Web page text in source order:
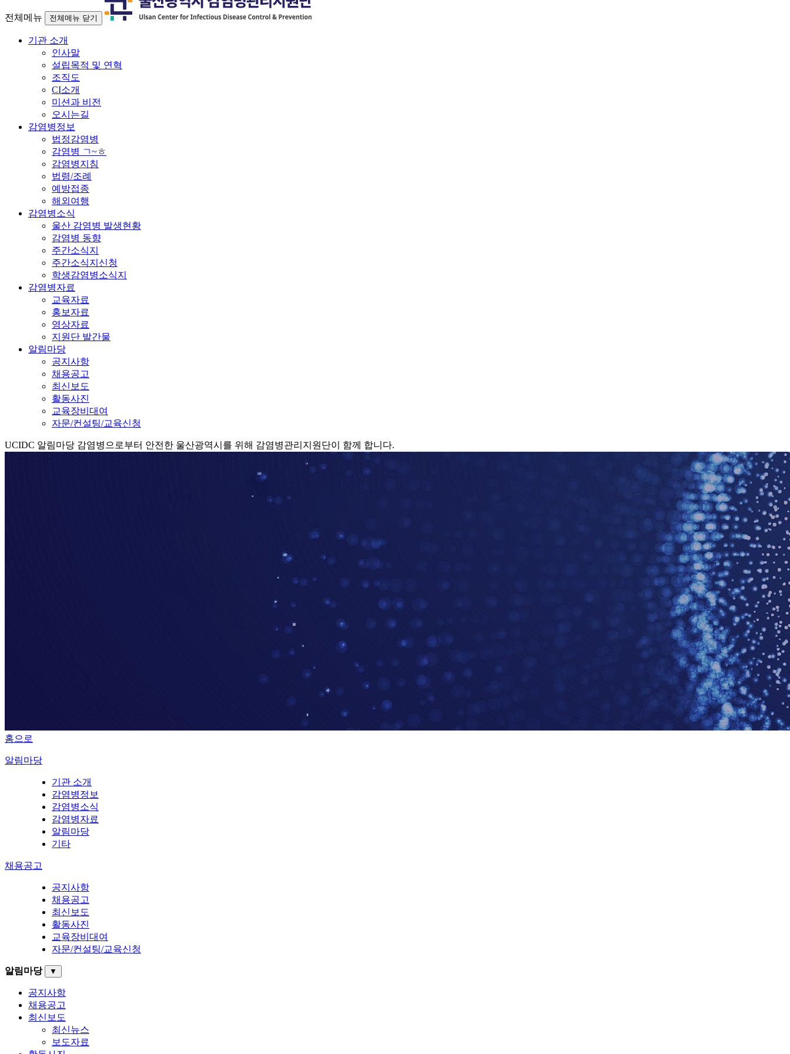
전체메뉴 전체메뉴 닫기
기관 소개
인사말
설립목적 및 연혁
조직도
CI소개
미션과 비전
오시는길
감염병정보
법정감염병
감염병 ㄱ~ㅎ
감염병지침
법령/조례
예방접종
해외여행
감염병소식
울산 감염병 발생현황
감염병 동향
주간소식지
주간소식지신청
학생감염병소식지
감염병자료
교육자료
홍보자료
영상자료
지원단 발간물
알림마당
공지사항
채용공고
최신보도
활동사진
교육장비대여
자문/컨설팅/교육신청
UCIDC 알림마당 감염병으로부터 안전한 울산광역시를 위해 감염병관리지원단이 함께 합니다.
홈으로
알림마당
기관 소개
감염병정보
감염병소식
감염병자료
알림마당
기타
채용공고
공지사항
채용공고
최신보도
활동사진
교육장비대여
자문/컨설팅/교육신청
알림마당 ▼
공지사항
채용공고
최신보도
최신뉴스
보도자료